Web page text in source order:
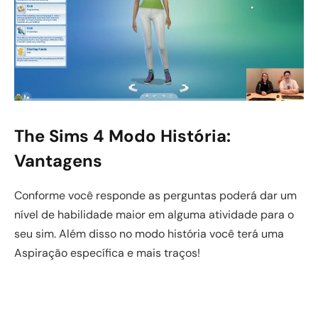
The Sims 4 Modo História:
Vantagens
Conforme você responde as perguntas poderá dar um
nível de habilidade maior em alguma atividade para o
seu sim. Além disso no modo história você terá uma
Aspiração específica e mais traços!